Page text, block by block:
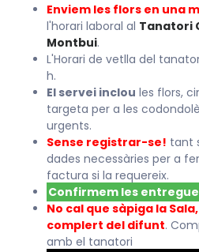
Enviem les flors en una
l'horari laboral al Tanatori
Montbui.
L'Horari de vetlla del
h.
El servei inclou les flors,
targeta per a les
urgents.
Sense registrar-se! tant
dades necessàries per a
factura si la requereix.
Confirmem les
No cal que sàpiga la
complert del difunt.
amb el tanatori